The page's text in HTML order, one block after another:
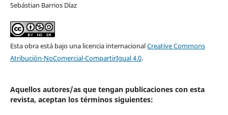
Sebástian Barrios Díaz
Esta obra está bajo una licencia internacionalCreative Commons
Atribución-NoComercial-CompartirIgual 4.0.
Aquellos autores/as que tengan publicaciones con esta
revista, aceptan los términos siguientes: